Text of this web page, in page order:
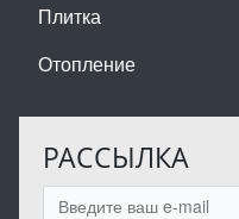
Плитка
Отопление
РАССЫЛКА